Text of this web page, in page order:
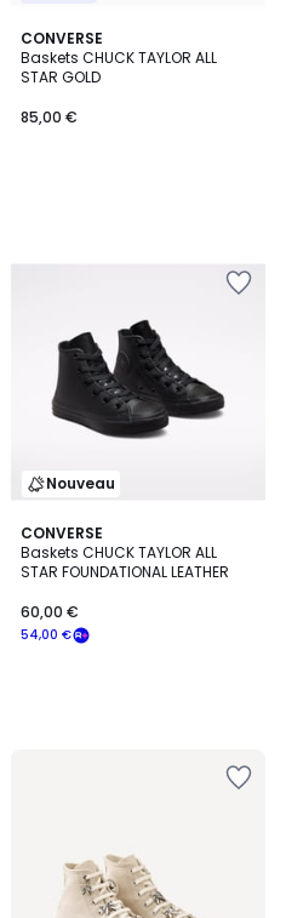
CONVERSE
Baskets CHUCK TAYLOR ALL
STAR GOLD
85,00 €
Nouveau
CONVERSE
Baskets CHUCK TAYLOR ALL
STAR FOUNDATIONAL LEATHER
54,00 €
60,00 €